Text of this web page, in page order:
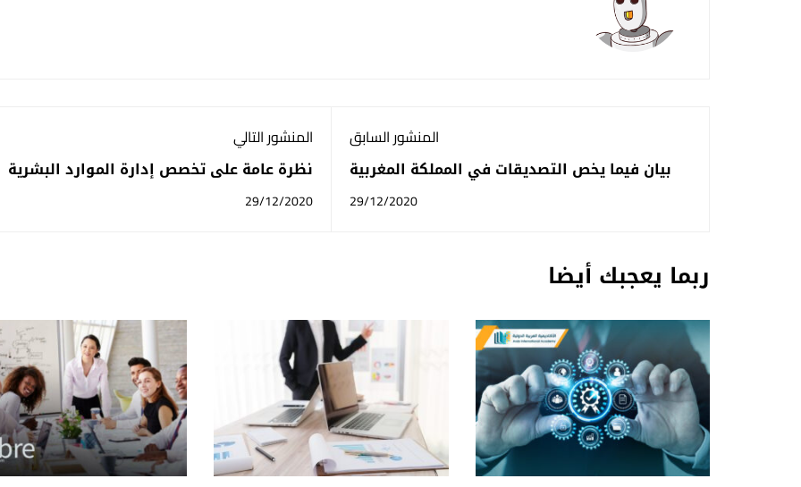
المنشور السابق
بيان فيما يخص التصديقات في المملكة المغربية
29/12/2020
المنشور التالي
نظرة عامة على تخصص إدارة الموارد البشرية
29/12/2020
ربما يعجبك أيضا